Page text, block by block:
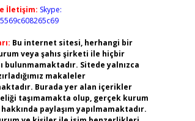
İletişim: Skype:
Bu internet sitesi, herhangi bir
veya şahıs şirketi ile hiçbir
bulunmamaktadır. Sitede yalnızca
makaleler
Burada yer alan içerikler
taşımamakta olup, gerçek kurum
paylaşım yapılmamaktadır.